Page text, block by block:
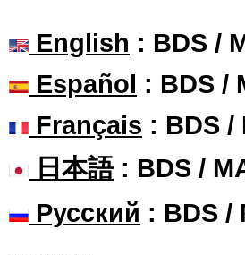
English : BDS /
Español : BDS /
Français : BDS /
日本語: BDS /
Русский : BDS /